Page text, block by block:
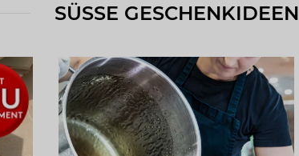
SÜSSE GESCHENKIDEEN